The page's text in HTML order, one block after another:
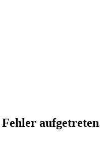
aufgetreten